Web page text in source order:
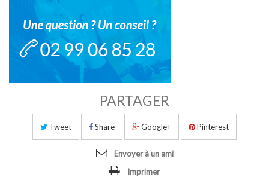
PARTAGER
Tweet Share Google+ Pinterest
Envoyer à un ami
Imprimer